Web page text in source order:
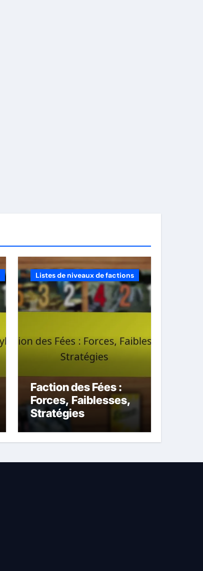
Listes de niveaux de factions
Faction des Fées :
Forces, Faiblesses,
Stratégies